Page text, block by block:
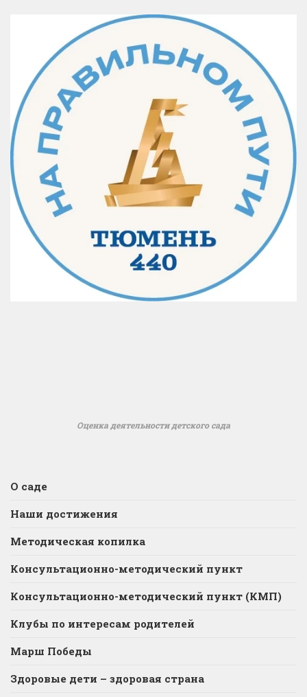
Оценка деятельности детского сада
О саде
Наши достижения
Методическая копилка
Консультационно-методический пункт
Консультационно-методический пункт (КМП)
Клубы по интересам родителей
Марш Победы
Здоровые дети – здоровая страна